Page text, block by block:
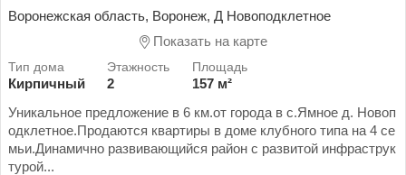
Воронежская область, Воронеж, Д Новоподклетное
Показать на карте
Кирпичный 2
157 м²
Уникальное предложение в 6 км.от города в с.Ямное д. Новоп
одклетное.Продаются квартиры в доме клубного типа на 4 се
мьи.Динамично развивающийся район с развитой инфраструк
турой...